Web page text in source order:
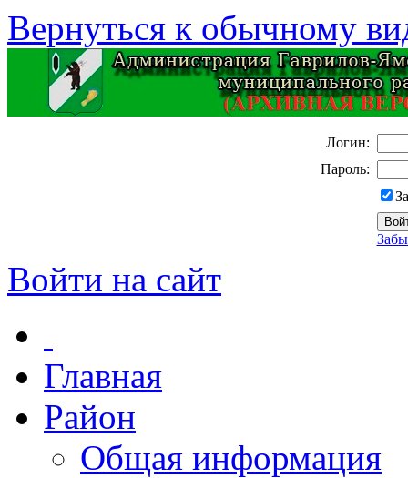
Вернуться к обычному
Логин:
Пароль:
Войти на сайт
Главная
Район
Общая информация